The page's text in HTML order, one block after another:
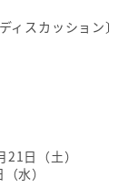
ィスカッション〕
日（土）
水）